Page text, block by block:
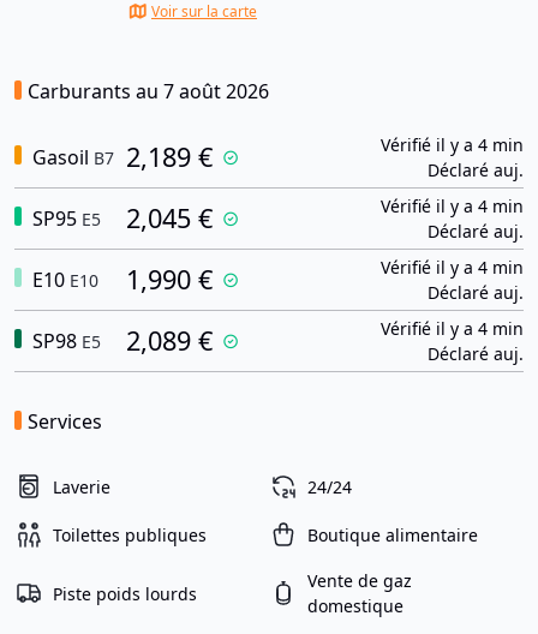
Voir sur la carte
Carburants au 7 août 2026
Gasoil B7 2,189 €
Vérifié il y a 4 min
Déclaré auj.
SP95 E5 2,045 €
Vérifié il y a 4 min
Déclaré auj.
E10 E10 1,990 €
Vérifié il y a 4 min
Déclaré auj.
SP98 E5 2,089 €
Vérifié il y a 4 min
Déclaré auj.
Services
Laverie 24/24
Toilettes publiques Boutique alimentaire
Piste poids lourds
Vente de gaz
domestique